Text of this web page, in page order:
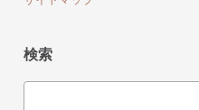
検索